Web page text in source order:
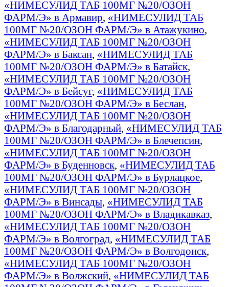
«НИМЕСУЛИД ТАБ 100МГ №20/ОЗОН
ФАРМ/Э» в Армавир, «НИМЕСУЛИД ТАБ
100МГ №20/ОЗОН ФАРМ/Э» в Атажукино,
«НИМЕСУЛИД ТАБ 100МГ №20/ОЗОН
ФАРМ/Э» в Баксан, «НИМЕСУЛИД ТАБ
100МГ №20/ОЗОН ФАРМ/Э» в Батайск,
«НИМЕСУЛИД ТАБ 100МГ №20/ОЗОН
ФАРМ/Э» в Бейсуг, «НИМЕСУЛИД ТАБ
100МГ №20/ОЗОН ФАРМ/Э» в Беслан,
«НИМЕСУЛИД ТАБ 100МГ №20/ОЗОН
ФАРМ/Э» в Благодарный, «НИМЕСУЛИД ТАБ
100МГ №20/ОЗОН ФАРМ/Э» в Блечепсин,
«НИМЕСУЛИД ТАБ 100МГ №20/ОЗОН
ФАРМ/Э» в Буденновск, «НИМЕСУЛИД ТАБ
100МГ №20/ОЗОН ФАРМ/Э» в Бурлацкое,
«НИМЕСУЛИД ТАБ 100МГ №20/ОЗОН
ФАРМ/Э» в Винсады, «НИМЕСУЛИД ТАБ
100МГ №20/ОЗОН ФАРМ/Э» в Владикавказ,
«НИМЕСУЛИД ТАБ 100МГ №20/ОЗОН
ФАРМ/Э» в Волгоград, «НИМЕСУЛИД ТАБ
100МГ №20/ОЗОН ФАРМ/Э» в Волгодонск,
«НИМЕСУЛИД ТАБ 100МГ №20/ОЗОН
ФАРМ/Э» в Волжский, «НИМЕСУЛИД ТАБ